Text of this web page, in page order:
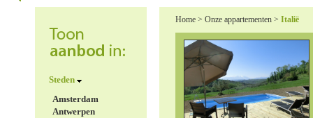
Steden
Amsterdam
Antwerpen
Home > Onze appartementen > Italië